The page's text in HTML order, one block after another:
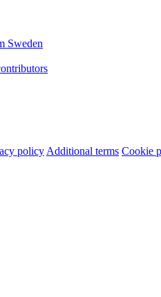
Sweden
policy Additional terms Cookie